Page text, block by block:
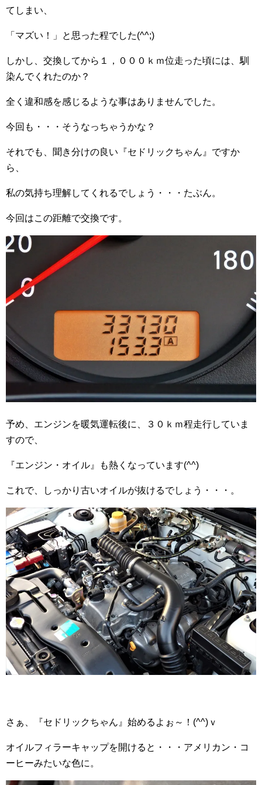
てしまい、
「マズい！」と思った程でした(^^;)
しかし、交換してから１，０００ｋｍ位走った頃には、馴
染んでくれたのか？
全く違和感を感じるような事はありませんでした。
今回も・・・そうなっちゃうかな？
それでも、聞き分けの良い『セドリックちゃん』ですか
ら、
私の気持ち理解してくれるでしょう・・・たぶん。
今回はこの距離で交換です。
予め、エンジンを暖気運転後に、３０ｋｍ程走行していま
すので、
『エンジン・オイル』も熱くなっています(^^)
これで、しっかり古いオイルが抜けるでしょう・・・。
さぁ、『セドリックちゃん』始めるよぉ～！(^^)ｖ
オイルフィラーキャップを開けると・・・アメリカン・コ
ーヒーみたいな色に。